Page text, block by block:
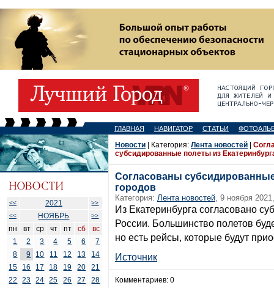
ГЛАВНАЯ НАВИГАТОР СТАТЬИ
<< 2021
>>
<<
НОЯБРЬ >>
пн вт ср чт пт сб
вс
1
2 3 4 5 6
7
8
9 10 11 12 13
14
15
16 17 18 19 20
21
22
23 24 25 26 27
28
Новости | Категория: Лента новостей
субсидированные полеты из
Согласованы
городов
Категория: Лента новостей, 9 ноября
Из Екатеринбурга согласовано
России. Большинство полетов
но есть рейсы, которые будут
Источник
Комментариев: 0